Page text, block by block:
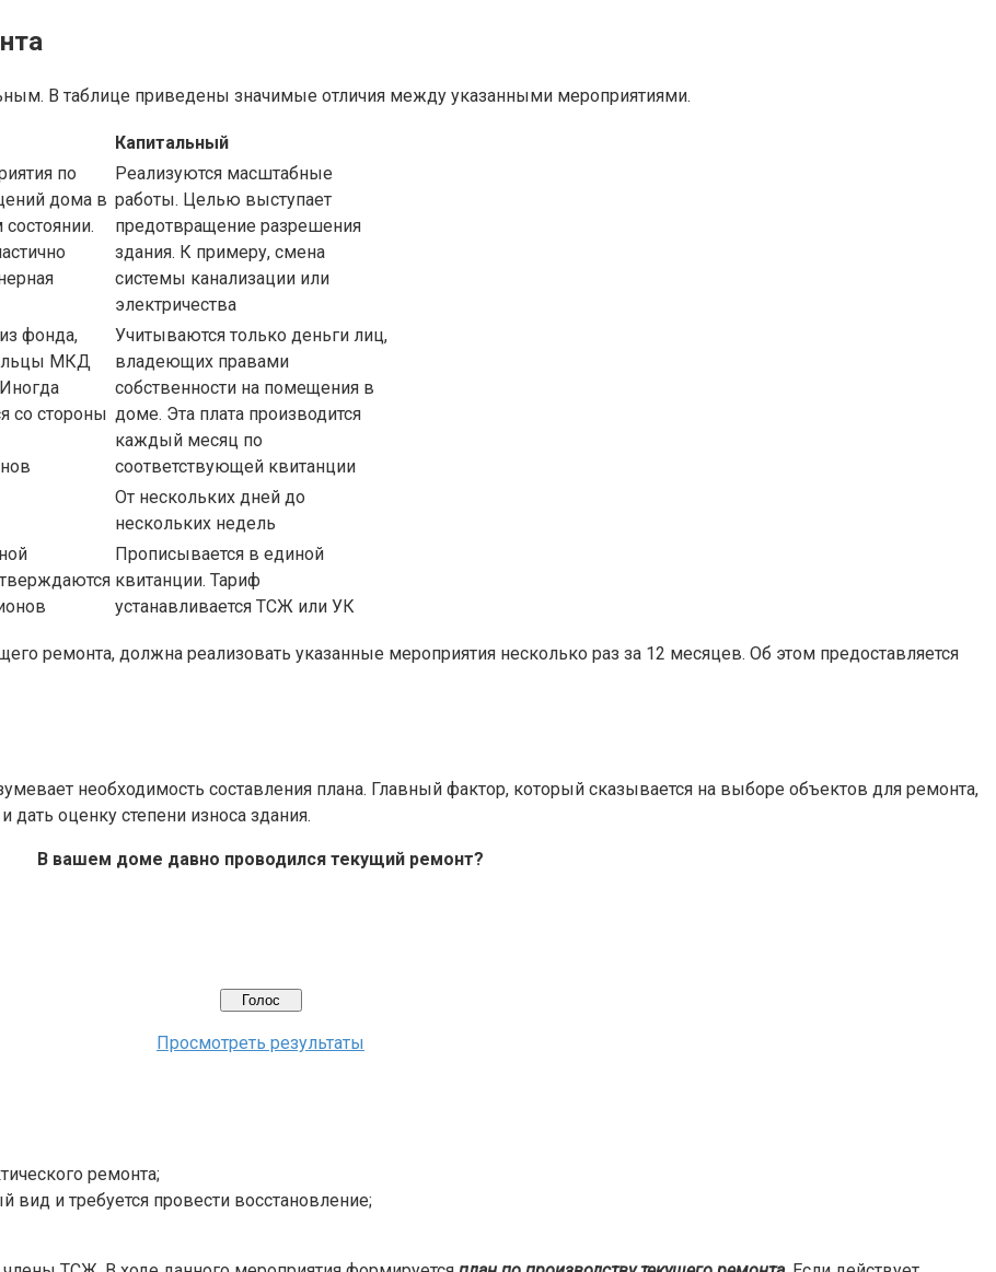
В таблице приведены значимые отличия между указанными мероприятиями.
Капитальный
по
дома в
Реализуются масштабные
работы. Целью выступает
предотвращение разрешения
здания. К примеру, смена
системы канализации или
электричества
фонда,
МКД
со стороны
Учитываются только деньги лиц,
владеющих правами
собственности на помещения в
доме. Эта плата производится
каждый месяц по
соответствующей квитанции
От нескольких дней до
нескольких недель
Прописывается в единой
квитанции. Тариф
устанавливается ТСЖ или УК
ремонта, должна реализовать указанные мероприятия несколько раз за 12 месяцев. Об этом предоставляется
необходимость составления плана. Главный фактор, который сказывается на выборе объектов для ремонта,
оценку степени износа здания.
В вашем доме давно проводился текущий ремонт?
Просмотреть результаты
ремонта;
и требуется провести восстановление;